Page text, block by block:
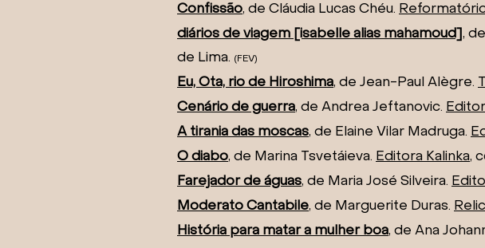
Confissão, de Cláudia Lucas Chéu.
diários de viagem [isabelle alias mahamoud] ,
de Lima. (FEV)
Eu, Ota, rio de Hiroshima, de Jean-Paul Alègre.
Cenário de guerra, de Andrea Jeftanovic.
A tirania das moscas, de Elaine Vilar Madruga.
O diabo, de Marina Tsvetáieva. Editora Kalinka,
Farejador de águas, de Maria José Silveira.
Moderato Cantabile, de Marguerite Duras.
História para matar a mulher boa, de Ana